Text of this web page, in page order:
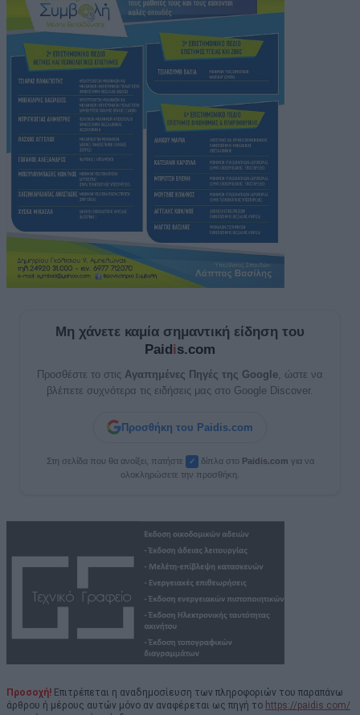
Μη χάνετε καμία σημαντική είδηση του
Paidis.com
Προσθέστε το στις Αγαπημένες Πηγές της Google , ώστε να
βλέπετε συχνότερα τις ειδήσεις μας στο Google Discover.
Προσθήκη του Paidis.com
Στη σελίδα που θα ανοίξει, πατήστε ✓ δίπλα στο Paidis.com για να
ολοκληρώσετε την προσθήκη.
Προσοχή! Επιτρέπεται η αναδημοσίευση των πληροφοριών του παραπάνω
άρθρου ή μέρους αυτών μόνο αν αναφέρεται ως πηγή το https://paidis.com/